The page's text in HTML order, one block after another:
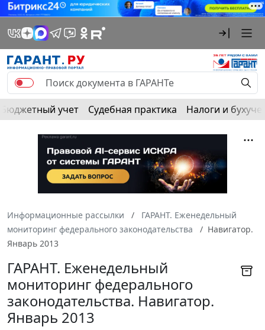
Бюджетный учет Судебная практика Налоги и
Информационные рассылки
ГАРАНТ. Еженедельный
мониторинг федерального законодательства
Навигатор.
Январь 2013
ГАРАНТ. Еженедельный
мониторинг федерального
законодательства. Навигатор.
Январь 2013